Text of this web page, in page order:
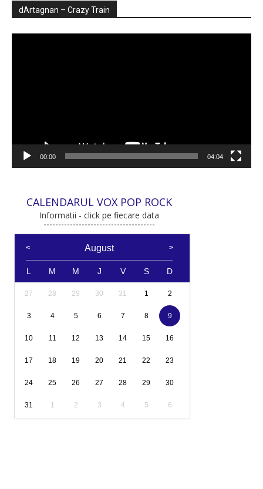
dArtagnan – Crazy Train
00:00 04:04
CALENDARUL VOX POP ROCK
Informatii - click pe fiecare data
August
L M M J V S D
27 28 29 30 31 1 2
3 4 5 6 7 8 9
10 11 12 13 14 15 16
17 18 19 20 21 22 23
24 25 26 27 28 29 30
31 1 2 3 4 5 6